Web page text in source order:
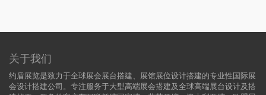
关于我们
约盾展览是致力于全球展会展台搭建、展馆展位设计搭建的专业性国际展
会设计搭建公司。专注服务于大型高端展会搭建及全球高端展台设计及搭